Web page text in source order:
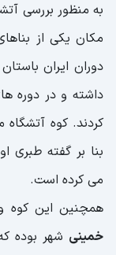
به منظور بررسی
مکان یکی از
دوران ایران
داشته و در دوره
کردند. کوه
بنا بر گفته
می کرده است.
همچنین این کوه
خمینی شهر بوده